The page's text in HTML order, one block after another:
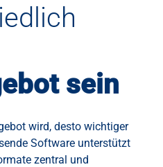
sein
wird, desto wichtiger
Software unterstützt
zentral und